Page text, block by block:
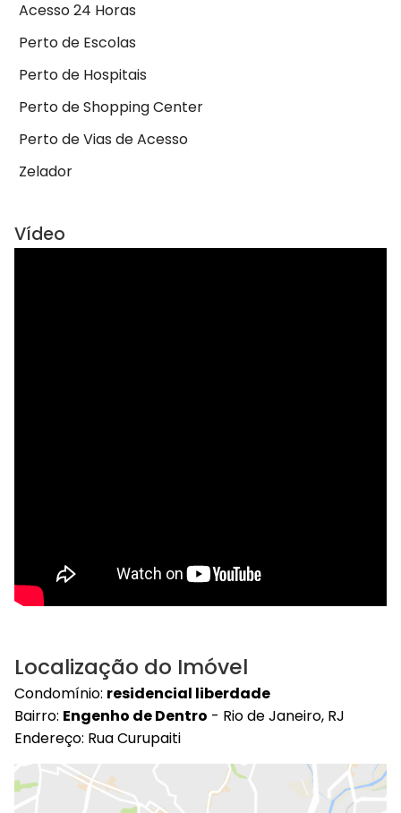
Acesso 24 Horas
Perto de Escolas
Perto de Hospitais
Perto de Shopping Center
Perto de Vias de Acesso
Zelador
Vídeo
Localização do Imóvel
Condomínio: residencial liberdade
Bairro: Engenho de Dentro - Rio de Janeiro, RJ
Endereço: Rua Curupaiti